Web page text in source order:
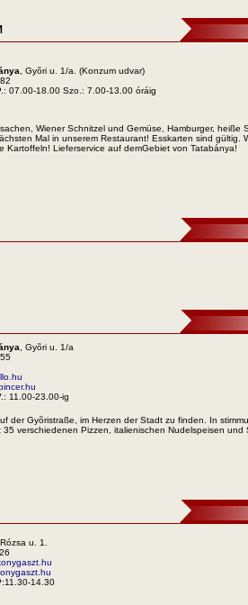
, Gyõri u. 1/a. (Konzum udvar)
07.00-18.00 Szo.: 7.00-13.00 óráig
Wiener Schnitzel und Gemüse, Hamburger, heiße
Mal in unserem Restaurant! Esskarten sind gültig.
Kartoffeln! Lieferservice auf demGebiet von Tatabánya!
, Gyõri u. 1/a
11.00-23.00-ig
der Gyõristraße, im Herzen der Stadt zu finden. In
verschiedenen Pizzen, italienischen Nudelspeisen und
u. 1.
14.30